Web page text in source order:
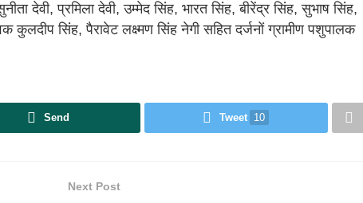
देवी, प्रमिला देवी, उम्मेद सिंह, भारत सिंह, बीरेंद्र सिंह, सुभाष सिंह,
कुलदीप सिंह, पैरावेट लक्ष्मण सिंह नेगी सहित दर्जनों ग्रामीण पशुपालक
Send Tweet 10
Next Post